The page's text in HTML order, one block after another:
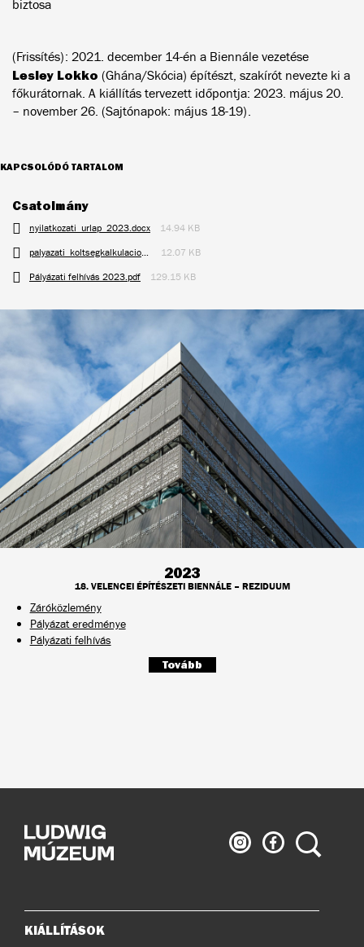
biztosa
(Frissítés): 2021. december 14-én a Biennále vezetése
Lesley Lokko (Ghána/Skócia) építészt, szakírót nevezte ki a
főkurátornak. A kiállítás tervezett időpontja: 2023. május 20.
– november 26. (Sajtónapok: május 18-19).
KAPCSOLÓDÓ TARTALOM
Csatolmány
nyilatkozati_urlap_2023.docx 14.94 KB
12.07 KB
Pályázati felhívás 2023.pdf 129.15 KB
2023
18. VELENCEI ÉPÍTÉSZETI BIENNÁLE – REZIDUUM
Záróközlemény
Pályázat eredménye
Pályázati felhívás
Tovább
Ludwig
Múzeum
Ludwig
Múzeum
Keresés
Oldaltérkép
KIÁLLÍTÁSOK